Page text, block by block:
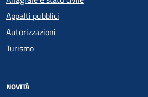
Appalti pubblici
Autorizzazioni
Turismo
NOVITÀ